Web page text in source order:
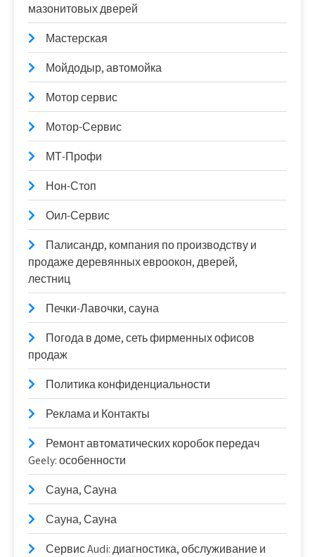
мазонитовых дверей
Мастерская
Мойдодыр, автомойка
Мотор сервис
Мотор-Сервис
МТ-Профи
Нон-Стоп
Оил-Сервис
Палисандр, компания по производству и
продаже деревянных евроокон, дверей,
лестниц
Печки-Лавочки, сауна
Погода в доме, сеть фирменных офисов
продаж
Политика конфиденциальности
Реклама и Контакты
Ремонт автоматических коробок передач
Geely: особенности
Сауна, Сауна
Сауна, Сауна
Сервис Audi: диагностика, обслуживание и